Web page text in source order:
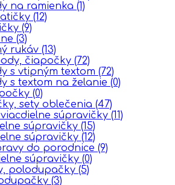
na ramienka (1)
(12)
(9)
(3)
rukáv (13)
čiapočky (72)
s vtipným textom (72)
s textom na želanie (0)
(0)
sety oblečenia (47)
súpravičky (11)
súpravičky (15)
súpravičky (12)
do porodnice (9)
súpravičky (0)
polodupačky (5)
(3)